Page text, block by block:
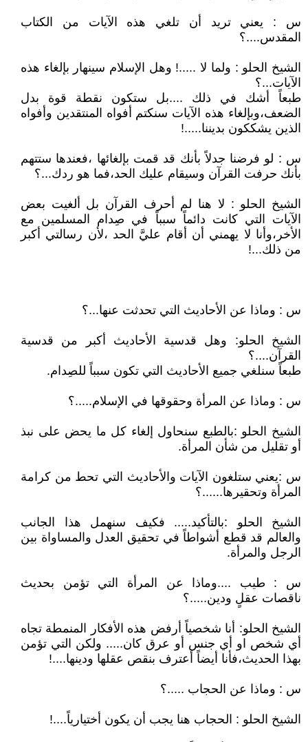
س : يعني تريد أن تلغي هذه الآيات من الكتاب
المقدس....؟
الشيخ الحلو : ولما لا .....! وهل الإسلام سينهار بإلغاء هذه
الآيات...؟
طبعاً أشك في ذلك ....بل ستكون نقطة قوة بدل
الضعف،وبإلغاء هذه الآيات سنكتم أفواه المنتقدين وأفواه
الذين يشككون بديننا.....!
س : لو فرضنا جدلاً بأنك قد قمت بإلغائها ،فعندها ستتهم
بأنك حرفت القرآن وسيقام عليك الحد،فما هو ردك...؟
الشيخ الحلو : لا هنا لم أحرف القرآن بل ألغيت بعض
الآيات التي كانت دائماً سبباً في صِدام المسلمين مع
الأخر،وأنا لا يهمني أن أقام عليَّ الحد ،لأن رسالتي أكبر
من ذلك...!
س : وماذا عن الأحاديث التي تحدثت عنها...؟
الشيخ الحلو: وهل قدسية الأحاديث أكبر من قدسية
القرآن....؟
طبعاً سنلغي جميع الأحاديث التي تكون سبباً للصِدام.
س : وماذا عن المرأة وحقوقها في الإسلام.....؟
الشيخ الحلو :بالطبع سنحاول إلغاء كل ما يحض على نبذ
أو تقليل من شأن المرأة.
س :يعني ستلغون الآيات والأحاديث التي تحط من كرامة
المرأة وتحقيرها......؟
الشيخ الحلو :بالتأكيد..... فكيف سنهمل هذا الجانب
والعالم قد قطع أشواطاً في تحقيق العدل والمساواة بين
الرجل والمرأة.
س : طيب ....وماذا عن المرأة التي تؤمن بحديث
ناقصات عقلٍ ودين.....؟
الشيخ الحلو: أنا شخصياً أرفض هذه الأفكار المنمطة تجاه
أي شخص او أي جنس أو عرق كان..... ولكن التي تؤمن
بهذا الحديث،فأنا أيضاً أعترف بنقص عقلها ودينها....!
س : وماذا عن الحجاب .....؟
الشيخ الحلو : الحجاب هنا يجب أن يكون أختيارياً....!